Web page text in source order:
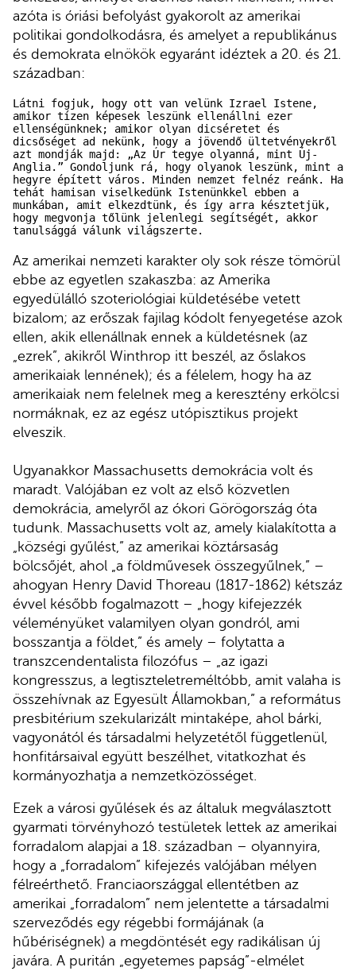
azóta is óriási befolyást gyakorolt az amerikai
politikai gondolkodásra, és amelyet a republikánus
és demokrata elnökök egyaránt idéztek a 20. és 21.
században:
Látni fogjuk, hogy ott van velünk Izrael Istene,
amikor tízen képesek leszünk ellenállni ezer
ellenségünknek; amikor olyan dicséretet és
dicsőséget ad nekünk, hogy a jövendő ültetvényekről
azt mondják majd: „Az Úr tegye olyanná, mint Új-
Anglia.” Gondoljunk rá, hogy olyanok leszünk, mint a
hegyre épített város. Minden nemzet felnéz reánk. Ha
tehát hamisan viselkedünk Istenünkkel ebben a
munkában, amit elkezdtünk, és így arra késztetjük,
hogy megvonja tőlünk jelenlegi segítségét, akkor
tanulsággá válunk világszerte.
Az amerikai nemzeti karakter oly sok része tömörül
ebbe az egyetlen szakaszba: az Amerika
egyedülálló szoteriológiai küldetésébe vetett
bizalom; az erőszak fajilag kódolt fenyegetése azok
ellen, akik ellenállnak ennek a küldetésnek (az
„ezrek”, akikről Winthrop itt beszél, az őslakos
amerikaiak lennének); és a félelem, hogy ha az
amerikaiak nem felelnek meg a keresztény erkölcsi
normáknak, ez az egész utópisztikus projekt
elveszik.
Ugyanakkor Massachusetts demokrácia volt és
maradt. Valójában ez volt az első közvetlen
demokrácia, amelyről az ókori Görögország óta
tudunk. Massachusetts volt az, amely kialakította a
„községi gyűlést,” az amerikai köztársaság
bölcsőjét, ahol „a földművesek összegyűlnek,” –
ahogyan Henry David Thoreau (1817-1862) kétszáz
évvel később fogalmazott – „hogy kifejezzék
véleményüket valamilyen olyan gondról, ami
bosszantja a földet,” és amely – folytatta a
transzcendentalista filozófus – „az igazi
kongresszus, a legtiszteletreméltóbb, amit valaha is
összehívnak az Egyesült Államokban,” a református
presbitérium szekularizált mintaképe, ahol bárki,
vagyonától és társadalmi helyzetétől függetlenül,
honfitársaival együtt beszélhet, vitatkozhat és
kormányozhatja a nemzetközösséget.
Ezek a városi gyűlések és az általuk megválasztott
gyarmati törvényhozó testületek lettek az amerikai
forradalom alapjai a 18. században – olyannyira,
hogy a „forradalom” kifejezés valójában mélyen
félreérthető. Franciaországgal ellentétben az
amerikai „forradalom” nem jelentette a társadalmi
szerveződés egy régebbi formájának (a
hűbériségnek) a megdöntését egy radikálisan új
javára. A puritán „egyetemes papság”-elmélet